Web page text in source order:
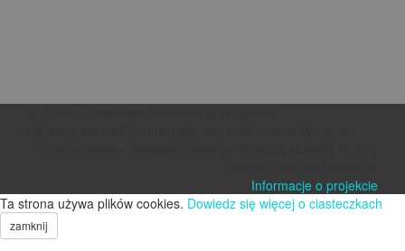
Informacje o projekcie
Ta strona używa plików cookies. Dowiedz się więcej o ciasteczkach
zamknij